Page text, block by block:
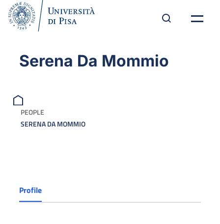
Serena Da Mommio
PEOPLE
SERENA DA MOMMIO
Profile